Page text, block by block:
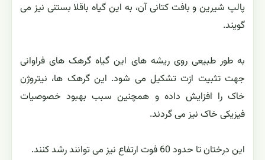
پالپ شیرین و بافت کتانی آن، به این گیاه باقلا بستنی نیز می
گویند.
به طور طبیعی روی ریشه های این گیاه گرهک های فراوانی
جهت تثبیت ازت تشکیل می شود. این گرهک ها، نیتروژن
خاک را افزایش داده و همچنین سبب بهبود خصوصیات
فیزیکی خاک نیز می گردند.
این درختان تا حدود 60 فوت ارتفاع نیز می توانند رشد کنند.